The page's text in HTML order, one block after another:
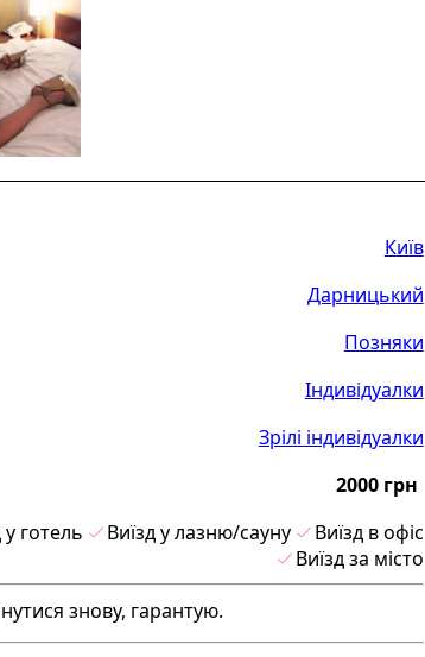
Київ
Дарницький
Позняки
Індивідуалки
Зрілі індивідуалки
2000 грн
у готель Виїзд у лазню/сауну
Виїзд в офіс
Виїзд за місто
знову, гарантую.